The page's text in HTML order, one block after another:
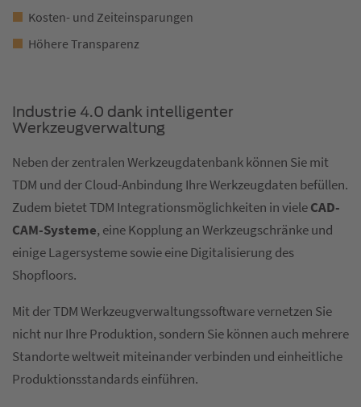
Kosten- und Zeiteinsparungen
Höhere Transparenz
Industrie 4.0 dank intelligenter
Werkzeugverwaltung
Neben der zentralen Werkzeugdatenbank können Sie mit
TDM und der Cloud-Anbindung Ihre Werkzeugdaten befüllen.
Zudem bietet TDM Integrationsmöglichkeiten in vieleCAD-
CAM-Systeme, eine Kopplung an Werkzeugschränke und
einige Lagersysteme sowie eine Digitalisierung des
Shopfloors.
Mit der TDM Werkzeugverwaltungssoftware vernetzen Sie
nicht nur Ihre Produktion, sondern Sie können auch mehrere
Standorte weltweit miteinander verbinden und einheitliche
Produktionsstandards einführen.